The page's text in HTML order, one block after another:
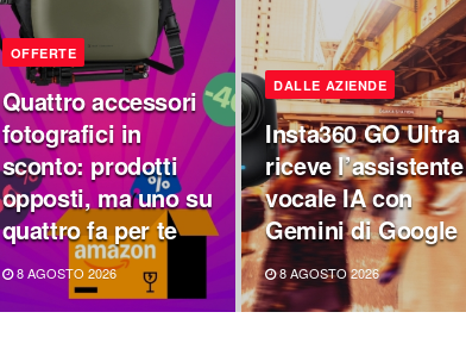
OFFERTE
Quattro accessori
fotografici in
sconto: prodotti
opposti, ma uno su
quattro fa per te
8 AGOSTO 2026
DALLE AZIENDE
Insta360 GO Ultra
riceve l’assistente
vocale IA con
Gemini di Google
8 AGOSTO 2026